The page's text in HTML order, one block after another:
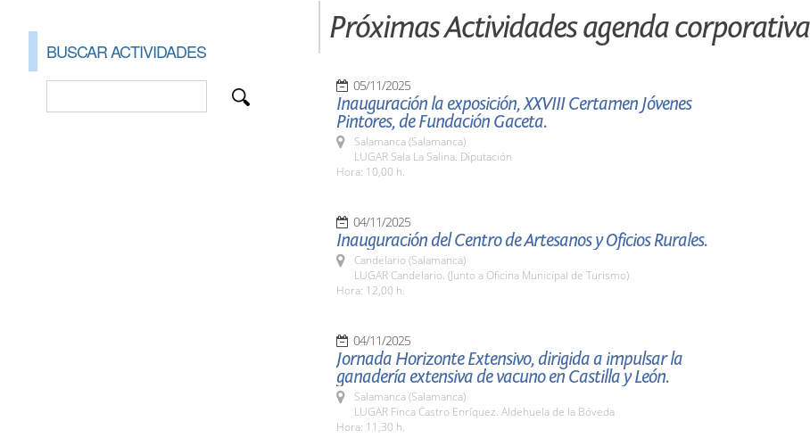
BUSCAR ACTIVIDADES
Próximas Actividades agenda corporativa
05/11/2025
Inauguración la exposición, XXVIII Certamen Jóvenes
Pintores, de Fundación Gaceta.
Salamanca (Salamanca)
LUGAR Sala La Salina. Diputación
Hora: 10,00 h.
04/11/2025
Inauguración del Centro de Artesanos y Oficios Rurales.
Candelario (Salamanca)
LUGAR Candelario. (Junto a Oficina Municipal de Turismo)
Hora: 12,00 h.
04/11/2025
Jornada Horizonte Extensivo, dirigida a impulsar la
ganadería extensiva de vacuno en Castilla y León.
Salamanca (Salamanca)
LUGAR Finca Castro Enríquez. Aldehuela de la Bóveda
Hora: 11,30 h.